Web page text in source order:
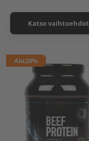
Katso vaihtoehdot
Ale20%